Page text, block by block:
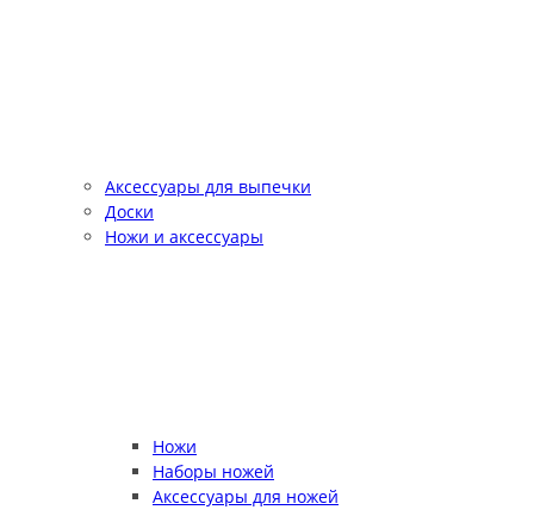
Аксессуары для выпечки
Доски
Ножи и аксессуары
Ножи
Наборы ножей
Аксессуары для ножей